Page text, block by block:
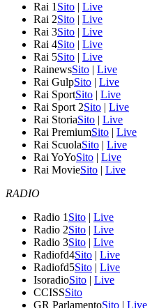
Rai 1 Sito | Live
Rai 2Sito | Live
Rai 3Sito | Live
Rai 4Sito | Live
Rai 5Sito | Live
RainewsSito | Live
Rai GulpSito | Live
Rai SportSito | Live
Rai Sport 2Sito | Live
Rai StoriaSito | Live
Rai PremiumSito | Live
Rai ScuolaSito | Live
Rai YoYoSito | Live
Rai MovieSito | Live
RADIO
Radio 1 Sito | Live
Radio 2Sito | Live
Radio 3Sito | Live
Radiofd4Sito | Live
Radiofd5Sito | Live
IsoradioSito | Live
CCISSSito
GR ParlamentoSito | Live